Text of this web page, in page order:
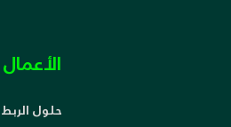
الأعمال
حلول الربط